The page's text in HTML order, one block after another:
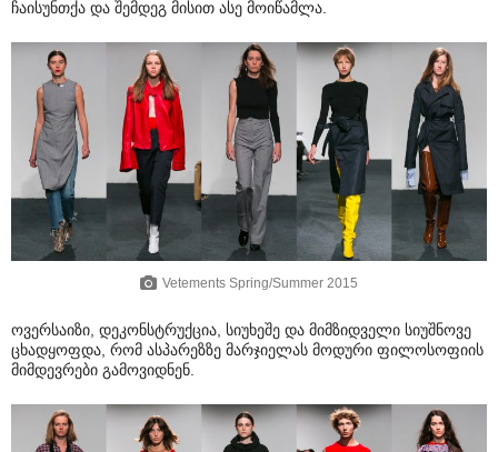
ჩაისუნთქა და შემდეგ მისით ასე მოიწამლა.
Vetements Spring/Summer 2015
ოვერსაიზი, დეკონსტრუქცია, სიუხეშე და მიმზიდველი სიუშნოვე
ცხადყოფდა, რომ ასპარეზზე მარჯიელას მოდური ფილოსოფიის
მიმდევრები გამოვიდნენ.